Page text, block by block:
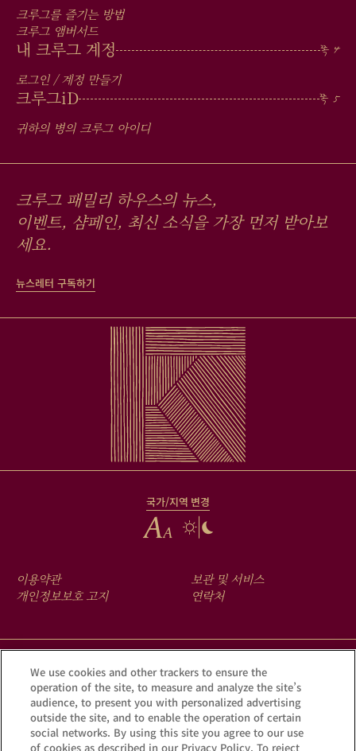
크루그를 즐기는 방법
크루그 앰버서드
내 크루그 계정
로그인 / 계정 만들기
크루그iD
귀하의 병의 크루그 아이디
크루그 패밀리 하우스의 뉴스,
이벤트, 샴페인, 최신 소식을 가장 먼저 받아보
세요.
뉴스레터 구독하기
국가/지역 변경
FOOTER
MENU
이용약관
개인정보보호 고지 보관 및 서비스
연락처
크루그 앱을 다운로드하여 Krug iD를 통해 여러분의 샴페인에 숨겨진
이야기를 확인해 보세요.
We use cookies and other trackers to ensure the
operation of the site, to measure and analyze the site’s
audience, to present you with personalized advertising
outside the site, and to enable the operation of certain
social networks. By using this site you agree to our use